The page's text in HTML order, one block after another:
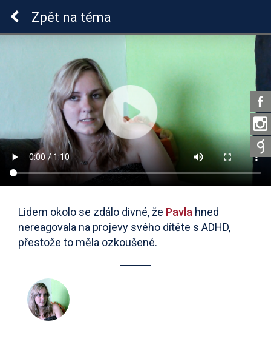
ADHD u dětí
Zpět na téma
Lidem okolo se zdálo divné, že Pavla hned
nereagovala na projevy svého dítěte s ADHD,
přestože to měla ozkoušené.